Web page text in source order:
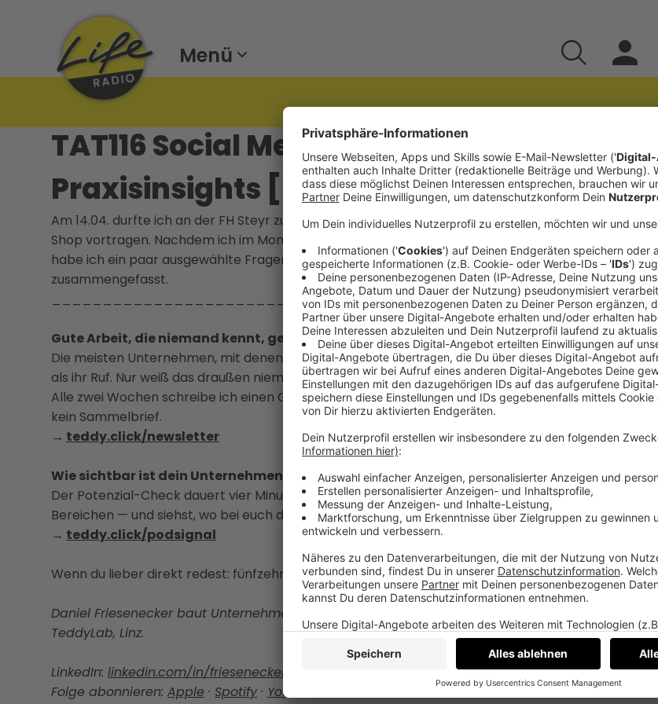
Menü
TAT116 Social Media Marketing – ein paar
Praxisinsights [Podcast]
Am 14.04. durfte ich an der FH Steyr zu den Themen Social Media Marketing und Unimarkt Online
Shop vortragen. Nachdem ich im Moment eher weniger Zeit für brave Podcast-Recherche habe,
habe ich ein paar ausgewählte Fragen zum operativen Social Media Marketing in meinem Umfeld
zusammengefasst.
_________________________________________________
Gute Arbeit, die niemand kennt, gewinnt keinen Markt.
Die meisten Unternehmen, mit denen ich arbeite, haben kein Qualitätsproblem. Sie sind besser
als ihr Ruf. Nur weiß das draußen niemand.
Alle zwei Wochen schreibe ich einen Gedanken darüber, wie sich das ändern lässt. Ein Thema,
kein Sammelbrief.
→ teddy.click/newsletter
Wie sichtbar ist dein Unternehmen wirklich?
Der Potenzial-Check dauert vier Minuten. Danach hast du einen Report mit einer Zahl und fünf
Bereichen — und siehst, wo bei euch draußen nichts ankommt. Kein Verkaufsgespräch.
→ teddy.click/podsignal
Wenn du lieber direkt redest: fünfzehn Minuten, kein Pitch.teddy.click/termin
Daniel Friesenecker baut Unternehmern ihr eigenes Medium. Podcast, Video, Strategie. Studio:
TeddyLab, Linz.
LinkedIn: linkedin.com/in/friesenecker
Folge abonnieren: Apple · Spotify · YouTube alle Plattformen und RSS